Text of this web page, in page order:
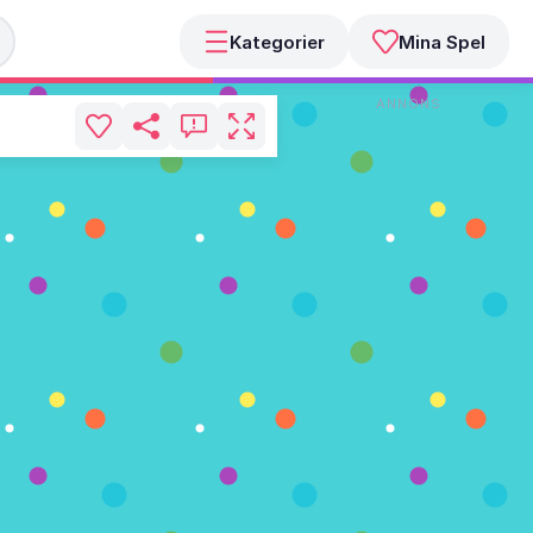
Kategorier Mina Spel
ANNONS